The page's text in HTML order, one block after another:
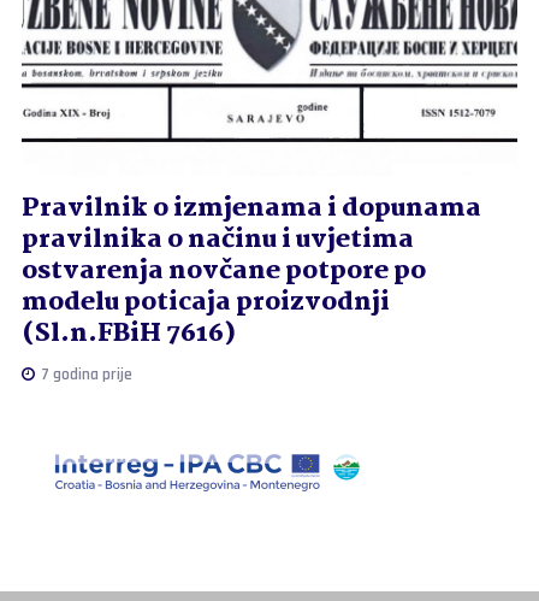
Pravilnik o izmjenama i dopunama
pravilnika o načinu i uvjetima
ostvarenja novčane potpore po
modelu poticaja proizvodnji
(Sl.n.FBiH 7616)
7 godina prije